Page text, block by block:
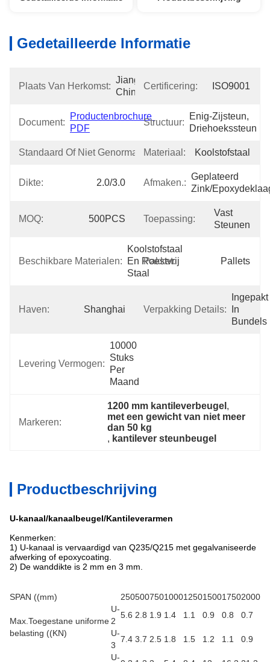
Gedetailleerde Informatie
Plaats Van Herkomst:
Jiangsu,
China
Certificering: ISO9001
Document:
Productenbrochure
PDF
Structuur:
Enig-Zijsteun,
Driehoekssteun
Standaard Of Niet Genormaliseerd: Standaard
Materiaal: Koolstofstaal
Dikte: 2.0/3.0 Afmaken.:
Geplateerd
Zink/
MOQ: 500PCS Toepassing:
Vast
Steunen
Beschikbare Materialen:
Koolstofstaal
En Roestvrij
Staal
Pakket: Pallets
Haven: Shanghai Verpakking Details:
Ingepakt
In
Bundels
Levering Vermogen:
10000
Stuks
Per
Maand
Markeren:
1200 mm kantileverbeugel ,
met een gewicht van niet meer
dan 50 kg
, kantilever steunbeugel
Productbeschrijving
U-kanaal/kanaalbeugel/Kantileverarmen
Kenmerken:
1) U-kanaal is vervaardigd van Q235/Q215 met gegalvaniseerde
afwerking of epoxycoating.
2) De wanddikte is 2 mm en 3 mm.
SPAN ((mm) 25050075010001250150017502000
Max.Toegestane uniforme
belasting ((KN)
U-
2
5.6 2.8 1.9 1.4 1.1 0.9 0.8
0.7
U-
3
7.4 3.7 2.5 1.8 1.5 1.2 1.1
0.9
U-